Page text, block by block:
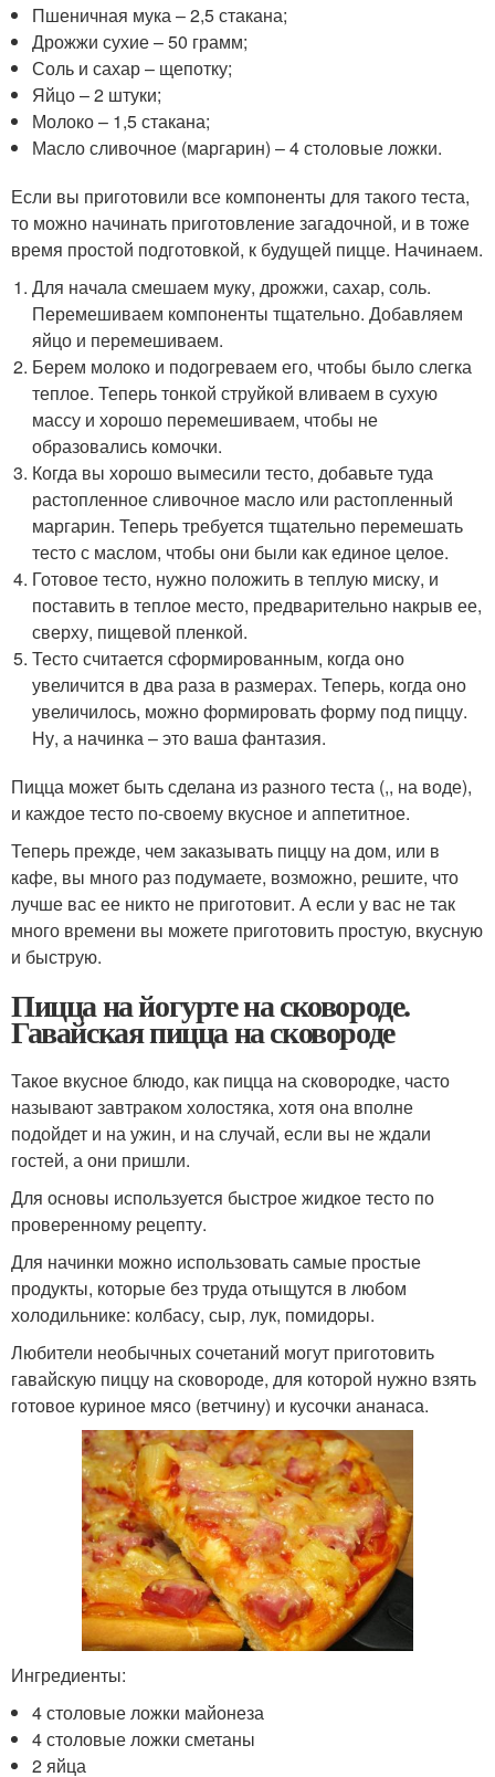
Пшеничная мука – 2,5 стакана;
Дрожжи сухие – 50 грамм;
Соль и сахар – щепотку;
Яйцо – 2 штуки;
Молоко – 1,5 стакана;
Масло сливочное (маргарин) – 4 столовые ложки.
Если вы приготовили все компоненты для такого теста,
то можно начинать приготовление загадочной, и в тоже
время простой подготовкой, к будущей пицце. Начинаем.
Для начала смешаем муку, дрожжи, сахар, соль.
Перемешиваем компоненты тщательно. Добавляем
яйцо и перемешиваем.
Берем молоко и подогреваем его, чтобы было слегка
теплое. Теперь тонкой струйкой вливаем в сухую
массу и хорошо перемешиваем, чтобы не
образовались комочки.
Когда вы хорошо вымесили тесто, добавьте туда
растопленное сливочное масло или растопленный
маргарин. Теперь требуется тщательно перемешать
тесто с маслом, чтобы они были как единое целое.
Готовое тесто, нужно положить в теплую миску, и
поставить в теплое место, предварительно накрыв ее,
сверху, пищевой пленкой.
Тесто считается сформированным, когда оно
увеличится в два раза в размерах. Теперь, когда оно
увеличилось, можно формировать форму под пиццу.
Ну, а начинка – это ваша фантазия.
Пицца может быть сделана из разного теста (,, на воде),
и каждое тесто по-своему вкусное и аппетитное.
Теперь прежде, чем заказывать пиццу на дом, или в
кафе, вы много раз подумаете, возможно, решите, что
лучше вас ее никто не приготовит. А если у вас не так
много времени вы можете приготовить простую, вкусную
и быструю.
Пицца на йогурте на сковороде.
Гавайская пицца на сковороде
Такое вкусное блюдо, как пицца на сковородке, часто
называют завтраком холостяка, хотя она вполне
подойдет и на ужин, и на случай, если вы не ждали
гостей, а они пришли.
Для основы используется быстрое жидкое тесто по
проверенному рецепту.
Для начинки можно использовать самые простые
продукты, которые без труда отыщутся в любом
холодильнике: колбасу, сыр, лук, помидоры.
Любители необычных сочетаний могут приготовить
гавайскую пиццу на сковороде, для которой нужно взять
готовое куриное мясо (ветчину) и кусочки ананаса.
Ингредиенты:
4 столовые ложки майонеза
4 столовые ложки сметаны
2 яйца